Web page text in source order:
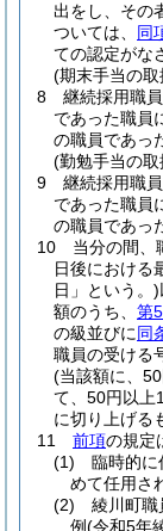
出をし、その
ついては、 同
ての認定がな
(期末手当の取
8
継続採用職
であった職員
の職員であっ
(勤勉手当の取
9
継続採用職
であった職員
の職員であっ
10
当分の間、
日後における
日」という。)
額のうち、 第
の級並びに同
職員の受ける
(当該額に、
て、50円以上
に切り上げる
11
前項の規定
(1)
臨時的に
めて任用さ
(2)
綾川町職
例(令和5年